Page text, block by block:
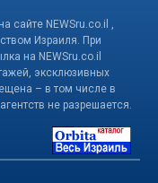
сайте NEWSru.co.il ,
Израиля. При
на NEWSru.co.il
эксклюзивных
– в том числе в
не разрешается.